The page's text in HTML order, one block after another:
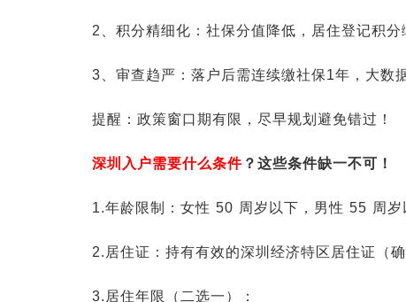
2、积分精细化：社保分值降低，居住登记积分
3、审查趋严：落户后需连续缴社保1年，大数
提醒：政策窗口期有限，尽早规划避免错过！
深圳入户需要什么条件 ？这些条件缺一不可！
1.年龄限制：女性 50 周岁以下，男性 55 周岁
2.居住证：持有有效的深圳经济特区居住证（确
3.居住年限（二选一）：